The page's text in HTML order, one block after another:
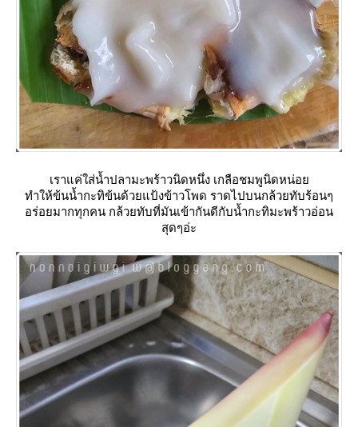
เราแค่ใส่น้ำปลามะพร้าวนิดหนึ่ง เกลือชมพูนิดหน่อ
ทำให้ข้นน้ำกะทิข้นด้วยแป้งข้าวโพด ราดไปบนกล้วยทับร้อนๆ
อร่อยมากทุกคน กล้วยทับที่มันเข้ากันดีกับน้ำกะทิมะพร้าวอ่อน
สุดๆอ่ะ